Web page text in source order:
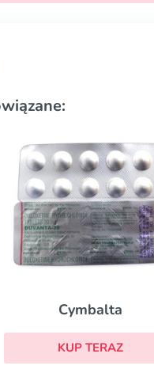
Cymbalta
KUP TERAZ